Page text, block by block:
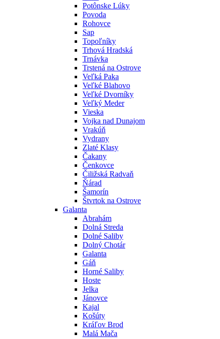
Potônske Lúky
Povoda
Rohovce
Sap
Topoľníky
Trhová Hradská
Trnávka
Trstená na Ostrove
Veľká Paka
Veľké Blahovo
Veľké Dvorníky
Veľký Meder
Vieska
Vojka nad Dunajom
Vrakúň
Vydrany
Zlaté Klasy
Čakany
Čenkovce
Čiližská Radvaň
Ňárad
Šamorín
Štvrtok na Ostrove
Galanta
Abrahám
Dolná Streda
Dolné Saliby
Dolný Chotár
Galanta
Gáň
Horné Saliby
Hoste
Jelka
Jánovce
Kajal
Košúty
Kráľov Brod
Malá Mača